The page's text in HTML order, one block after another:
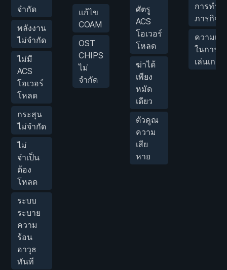
จำกัด
พลังงาน
ไม่จำกัด
ไม่มี
ACS
โอเวอร์
โหลด
กระสุน
ไม่จำกัด
ไม่
จำเป็น
ต้อง
โหลด
ระบบ
ระบาย
ความ
ร้อน
อาวุธ
ทันที
แก้ไข
COAM
OST
CHIPS
ไม่
จำกัด
ศัตรู
ACS
โอเวอร์
โหลด
ฆ่าได้
เพียง
หมัด
เดียว
ตัวคูณ
ความ
เสีย
หาย
การทำ
ภารกิจ
ความเร็ว
ในการ
เล่นเกม